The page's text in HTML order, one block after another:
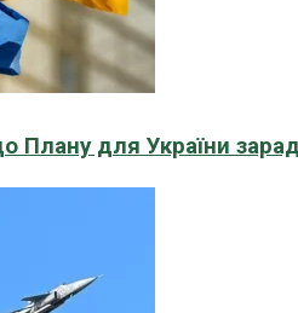
Плану для України